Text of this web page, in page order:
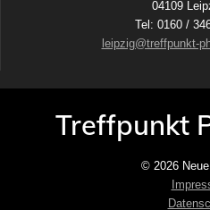
04109
Tel: 0160 /
leipzig@treffpunkt-
Treffpunkt
© 2026